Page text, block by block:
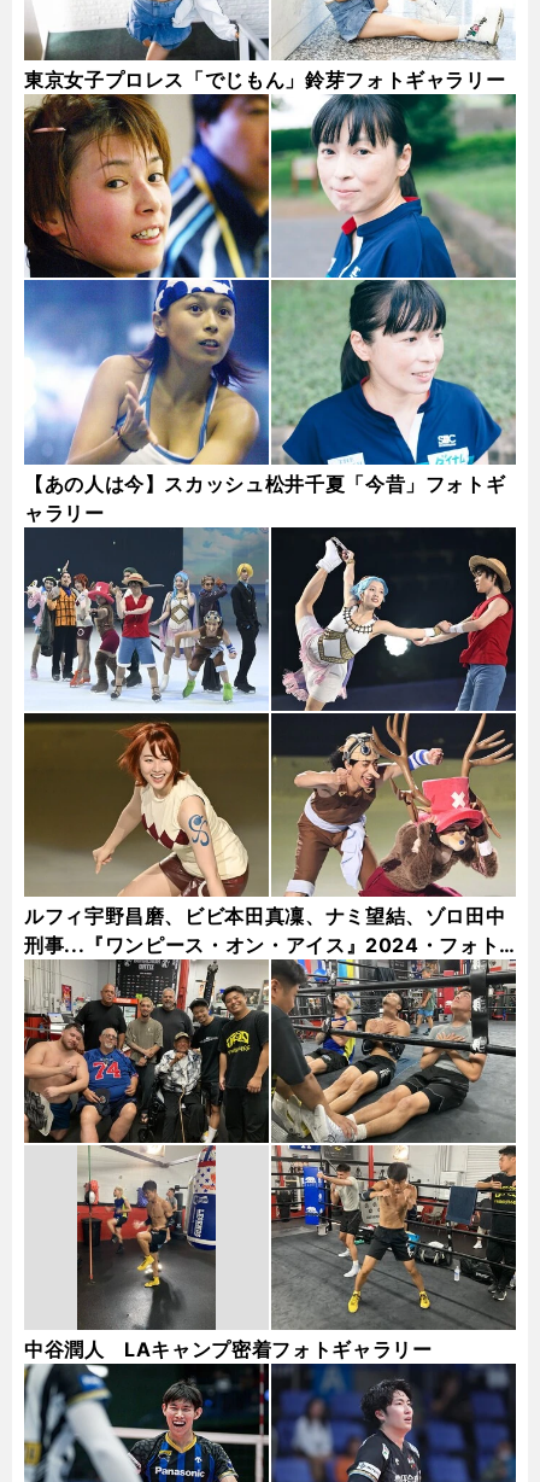
東京女子プロレス「でじもん」鈴芽フォトギャラリー
【あの人は今】スカッシュ松井千夏「今昔」フォトギ
ャラリー
ルフィ宇野昌磨、ビビ本田真凜、ナミ望結、ゾロ田中
刑事...『ワンピース・オン・アイス』2024・フォト
ギャラリー
中谷潤人 LAキャンプ密着フォトギャラリー